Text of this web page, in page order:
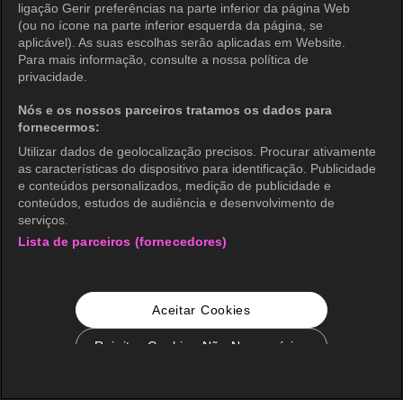
ligação Gerir preferências na parte inferior da página Web
(ou no ícone na parte inferior esquerda da página, se
aplicável). As suas escolhas serão aplicadas em Website.
Para mais informação, consulte a nossa política de
privacidade.
Nós e os nossos parceiros tratamos os dados para
fornecermos:
Utilizar dados de geolocalização precisos. Procurar ativamente
as características do dispositivo para identificação. Publicidade
e conteúdos personalizados, medição de publicidade e
conteúdos, estudos de audiência e desenvolvimento de
serviços.
Lista de parceiros (fornecedores)
Aceitar Cookies
Rejeitar Cookies Não Necessários